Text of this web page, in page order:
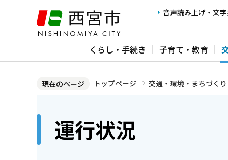
ジ
音声読み上げ・文
くらし・手続き 子育て・教育
現在のページ トップページ 交通・環境・まちづくり
運行状況